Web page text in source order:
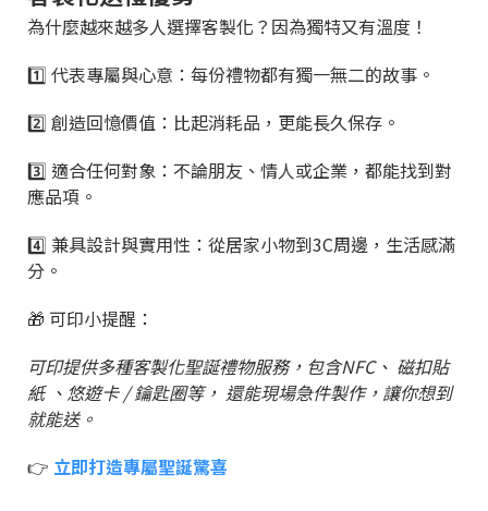
為什麼越來越多人選擇客製化？因為獨特又有溫度！
1️⃣ 代表專屬與心意：每份禮物都有獨一無二的故事。
2️⃣ 創造回憶價值：比起消耗品，更能長久保存。
3️⃣ 適合任何對象：不論朋友、情人或企業，都能找到對
應品項。
4️⃣ 兼具設計與實用性：從居家小物到3C周邊，生活感滿
分。
🎁 可印小提醒：
可印提供多種客製化聖誕禮物服務，包含NFC、 磁扣貼
紙 、悠遊卡 / 鑰匙圈等， 還能現場急件製作，讓你想到
就能送。
👉 立即打造專屬聖誕驚喜